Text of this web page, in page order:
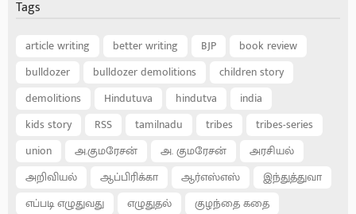
Tags
article writing better writing BJP
book review
bulldozer
bulldozer demolitions
children story
demolitions
Hindutuva hindutva
india
kids story
RSS tamilnadu tribes
tribes-series
union
அ.குமரேசன் அ. குமரேசன்
அரசியல்
அறிவியல்
ஆப்பிரிக்கா ஆர்எஸ்எஸ்
இந்துத்துவா
எப்படி எழுதுவது
எழுதுதல்
குழந்தை கதை